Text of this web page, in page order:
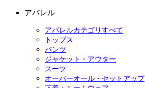
アパレル
アパレルカテゴリすべて
トップス
パンツ
ジャケット・アウター
スーツ
オーバーオール・セットアップ